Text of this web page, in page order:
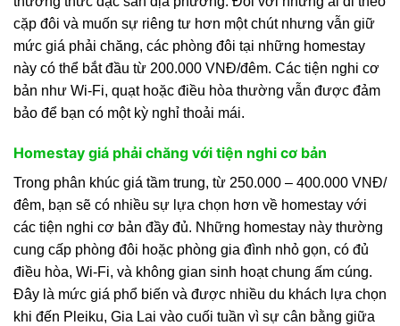
cặp đôi và muốn sự riêng tư hơn một chút nhưng vẫn giữ
mức giá phải chăng, các phòng đôi tại những homestay
này có thể bắt đầu từ 200.000 VNĐ/đêm. Các tiện nghi cơ
bản như Wi-Fi, quạt hoặc điều hòa thường vẫn được đảm
bảo để bạn có một kỳ nghỉ thoải mái.
Homestay giá phải chăng với tiện nghi cơ bản
Trong phân khúc giá tầm trung, từ 250.000 – 400.000 VNĐ/
đêm, bạn sẽ có nhiều sự lựa chọn hơn về homestay với
các tiện nghi cơ bản đầy đủ. Những homestay này thường
cung cấp phòng đôi hoặc phòng gia đình nhỏ gọn, có đủ
điều hòa, Wi-Fi, và không gian sinh hoạt chung ấm cúng.
Đây là mức giá phổ biến và được nhiều du khách lựa chọn
khi đến Pleiku, Gia Lai vào cuối tuần vì sự cân bằng giữa